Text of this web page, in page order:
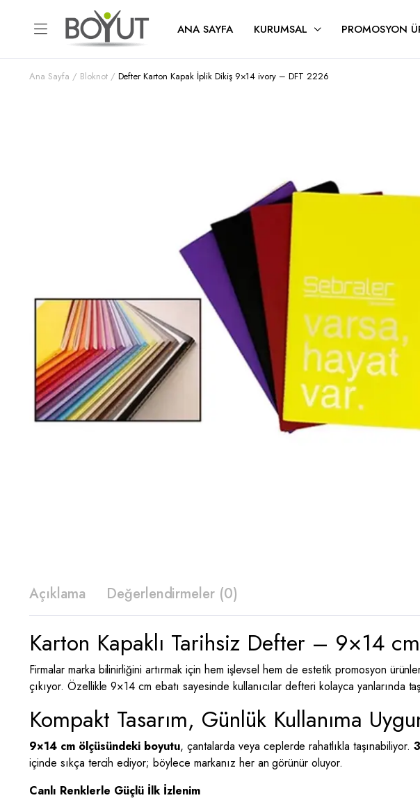
ANA SAYFA KURUMSAL PROMOSYON
Ana Sayfa Bloknot Defter Karton Kapak İplik Dikiş 9×14 ivory – DFT 2226
Açıklama Değerlendirmeler (0)
Karton Kapaklı Tarihsiz Defter – 9×14
Firmalar marka bilinirliğini artırmak için hem işlevsel hem de estetik promosyon
çıkıyor. Özellikle 9×14 cm ebatı sayesinde kullanıcılar defteri kolayca yanlarında
Kompakt Tasarım, Günlük Kullanıma
9×14 cm ölçüsündeki boyutu, çantalarda veya ceplerde rahatlıkla taşınabiliyor.
içinde sıkça tercih ediyor; böylece markanız her an görünür oluyor.
Canlı Renklerle Güçlü İlk İzlenim